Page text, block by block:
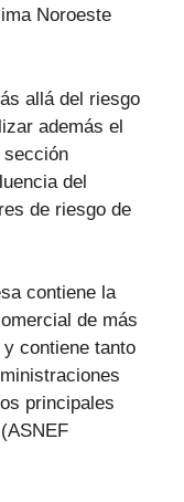
Noroeste
allá del riesgo
además el
sección
del
de riesgo de
contiene la
de más
contiene tanto
principales